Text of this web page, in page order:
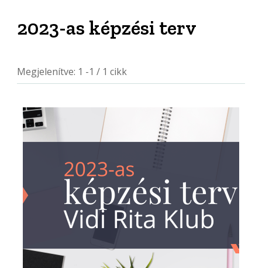
2023-as képzési terv
Megjelenítve: 1 -1 / 1 cikk